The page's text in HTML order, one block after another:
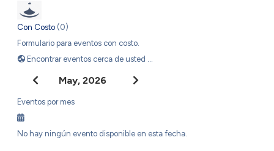
Con Costo (0)
Formulario para eventos con costo.
Encontrar eventos cerca de usted ...
May, 2026
Eventos por mes
No hay ningún evento disponible en esta fecha.